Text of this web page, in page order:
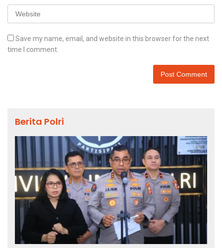
Save my name, email, and website in this browser for the next
time I comment.
Berita Polri